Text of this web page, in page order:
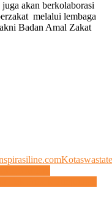
akan berkolaborasi
melalui lembaga
Badan Amal Zakat
Kotaswasta